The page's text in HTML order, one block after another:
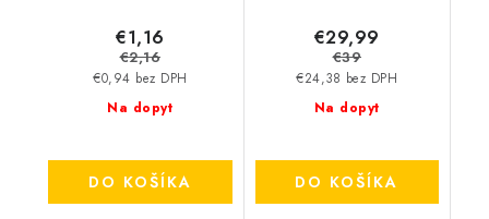
Na dopyt
€0,94 bez DPH
€1,16
€2,16
DO KOŠÍKA
Na dopyt
€24,38 bez DPH
€29,99
€39
DO KOŠÍKA